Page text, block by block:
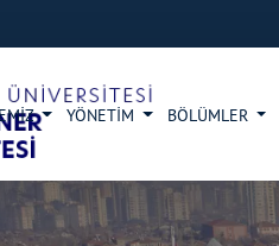
YÖNETİM BÖLÜMLER